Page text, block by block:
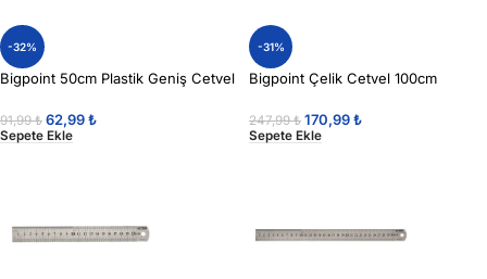
-32%
Bigpoint 50cm Plastik Geniş Cetvel
91,99₺ 62,99₺
Sepete Ekle
-31%
Bigpoint Çelik Cetvel 100cm
247,99₺ 170,99₺
Sepete Ekle